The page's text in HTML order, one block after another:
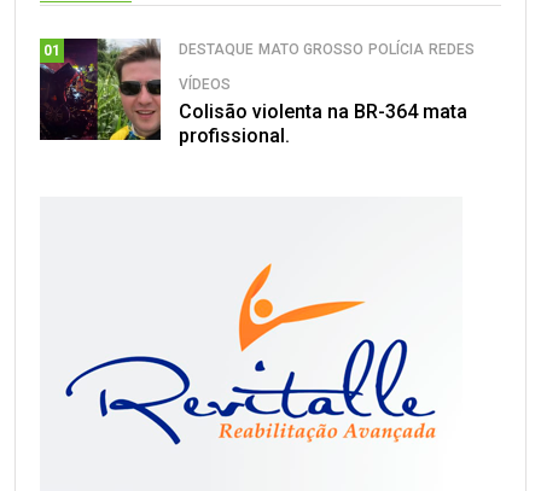
01 DESTAQUE MATO GROSSO POLÍCIA REDES
VÍDEOS
Colisão violenta na BR-364 mata
profissional.